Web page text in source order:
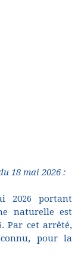
18 mai 2026 :
2026 portant
naturelle est
Par cet arrêté,
pour la